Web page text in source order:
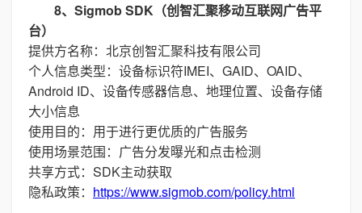
8、Sigmob SDK（创智汇聚移动互联网广告平
台）
提供方名称：北京创智汇聚科技有限公司
个人信息类型：设备标识符IMEI、GAID、OAID、
Android ID、设备传感器信息、地理位置、设备存储
大小信息
使用目的：用于进行更优质的广告服务
使用场景范围：广告分发曝光和点击检测
共享方式：SDK主动获取
隐私政策： https://www.sigmob.com/policy.html